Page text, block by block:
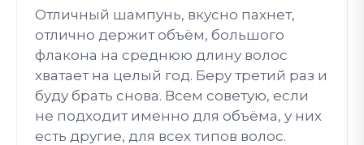
Отличный шампунь, вкусно пахнет,
отлично держит объём, большого
флакона на среднюю длину волос
хватает на целый год. Беру третий раз и
буду брать снова. Всем советую, если
не подходит именно для объёма, у них
есть другие, для всех типов волос.